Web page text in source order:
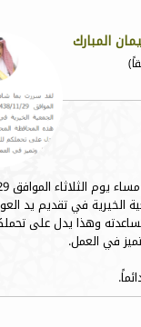
المبارك
الخيرية في تقديم يد
وهذا يدل على
في العمل.